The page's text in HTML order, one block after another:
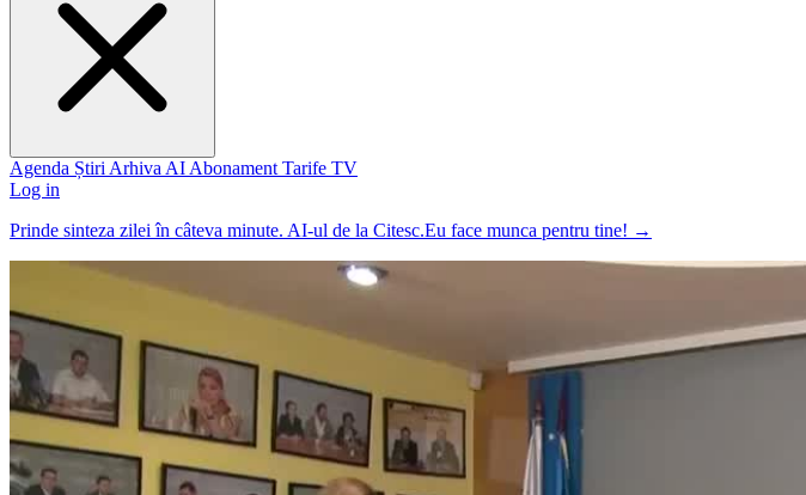
Agenda Știri Arhiva AI Abonament Tarife TV
Log in
Prinde sinteza zilei în câteva minute. AI-ul de la Citesc.Eu face munca pentru tine! →